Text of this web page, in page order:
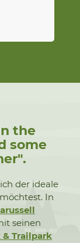
the
some
der ideale
In
seinen
& Trailpark